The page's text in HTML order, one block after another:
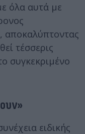
όλα αυτά με
αποκαλύπτοντας
τέσσερις
συγκεκριμένο
ειδικής